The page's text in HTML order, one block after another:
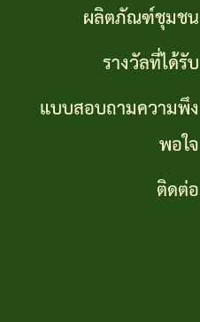
งาน
บริการ
ประชาชน
ผลิตภัณฑ์
ผลิตภัณฑ์ชุมชน
รางวัลที่ได้รับ
แบบสอบถามความพึง
พอใจ
ติดต่อ